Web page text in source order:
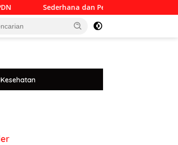
Sederhana dan Penuh Khidmat, Siswa SMKN 6
Kesehatan